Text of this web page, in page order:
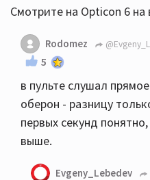
Смотрите на Opticon 6 на
Rodomez
5
в пульте слушал
оберон - разницу
первых секунд
выше.
Evgeny_Lebedev